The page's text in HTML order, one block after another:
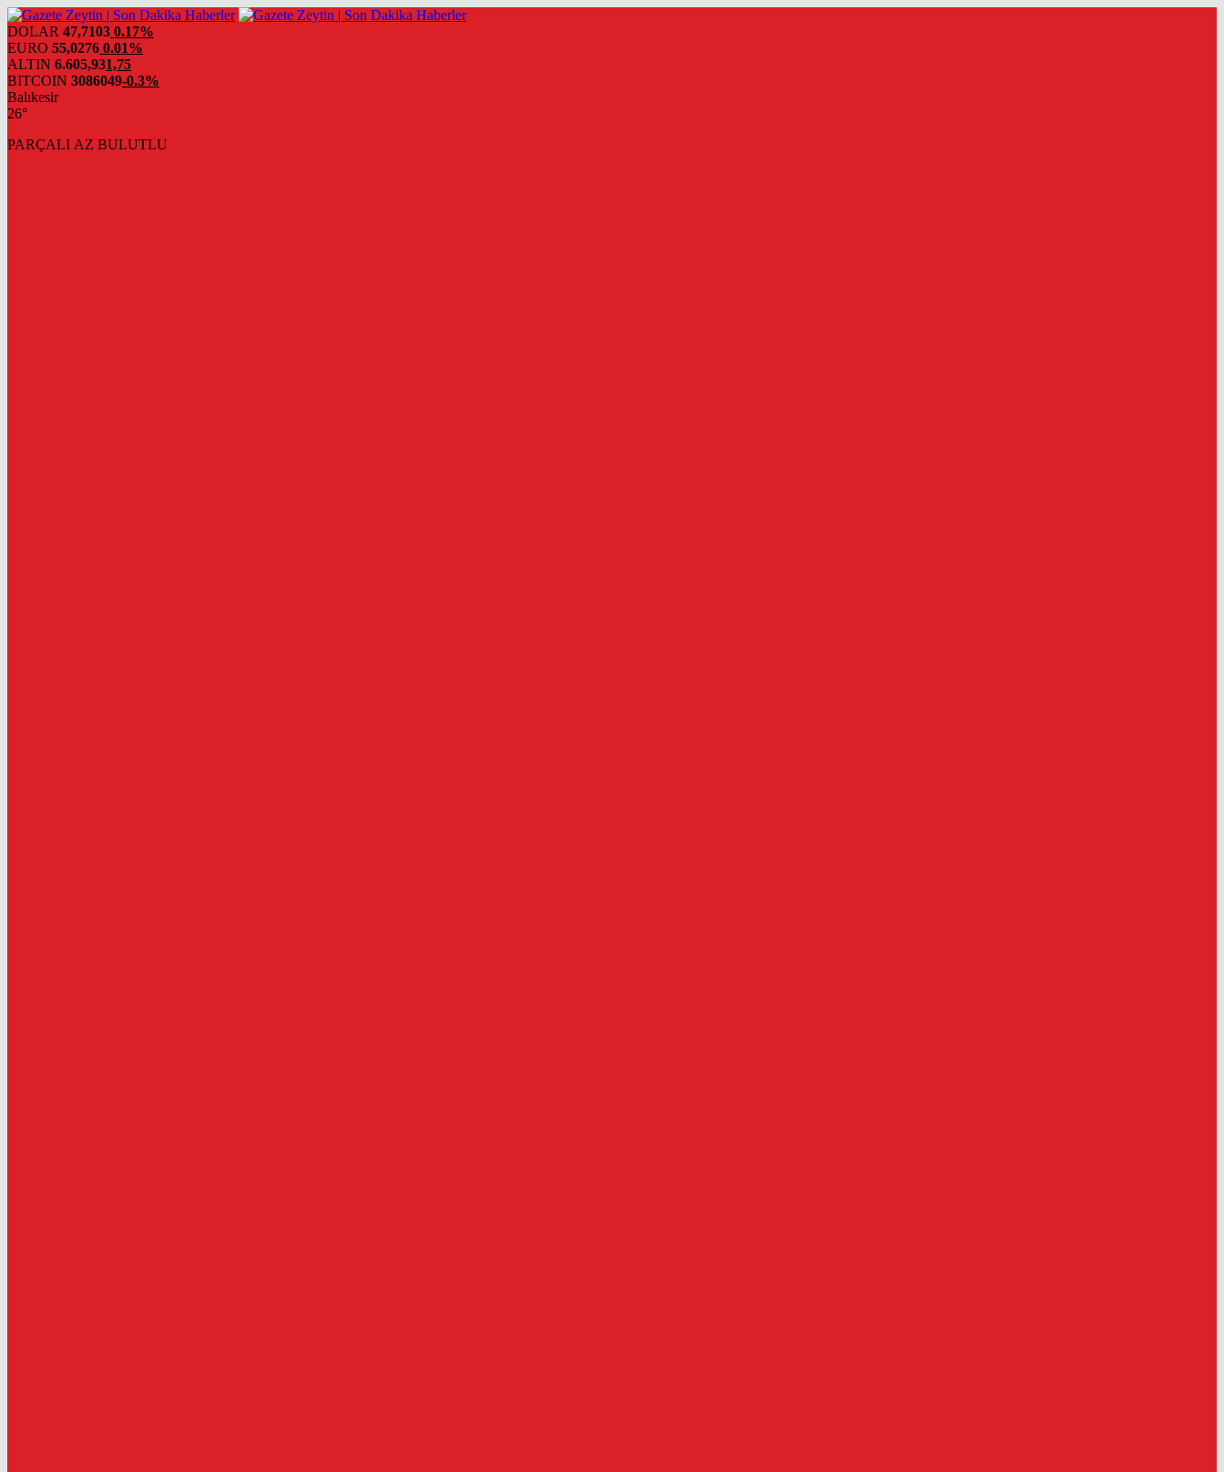
DOLAR 47,7103 0.17%
EURO 55,0276 0.01%
ALTIN 6.605,931,75
BITCOIN 3086049-0.3%
Balıkesir
26°
PARÇALI AZ BULUTLU